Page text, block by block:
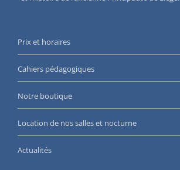
Prix et horaires
Cahiers pédagogiques
Notre boutique
Location de nos salles et nocturne
Actualités